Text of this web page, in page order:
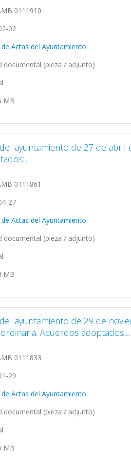
0111910
02
Actas del Ayuntamiento
documental (pieza / adjunto)
MB
ayuntamiento de 27 de abril
0111861
27
Actas del Ayuntamiento
documental (pieza / adjunto)
MB
ayuntamiento de 29 de
Acuerdos adoptados:...
0111833
29
Actas del Ayuntamiento
documental (pieza / adjunto)
MB